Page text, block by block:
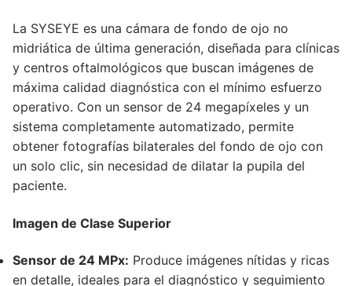
La SYSEYE es una cámara de fondo de ojo no
midriática de última generación, diseñada para clínicas
y centros oftalmológicos que buscan imágenes de
máxima calidad diagnóstica con el mínimo esfuerzo
operativo. Con un sensor de 24 megapíxeles y un
sistema completamente automatizado, permite
obtener fotografías bilaterales del fondo de ojo con
un solo clic, sin necesidad de dilatar la pupila del
paciente.
Imagen de Clase Superior
Sensor de 24 MPx: Produce imágenes nítidas y ricas
en detalle, ideales para el diagnóstico y seguimiento